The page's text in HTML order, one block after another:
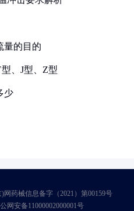
量的目的
、J型、Z型
少
药械信息备字（2021）第00159号
网安备11000002000001号